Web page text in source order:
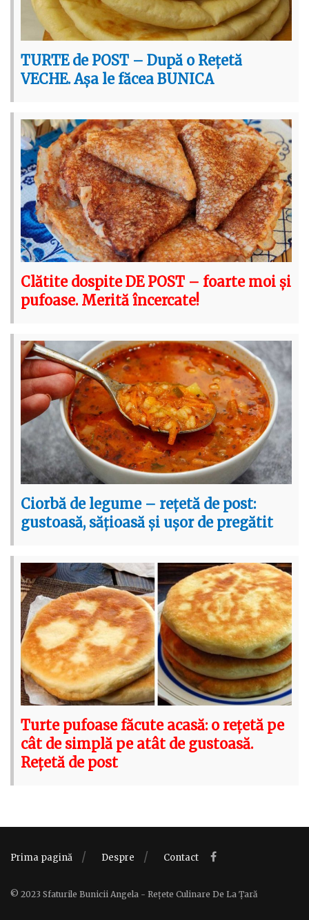
TURTE de POST – După o Rețetă
VECHE. Așa le făcea BUNICA
Clătite dospite DE POST – foarte moi și
pufoase. Merită încercate!
Ciorbă de legume – rețetă de post:
gustoasă, sățioasă și ușor de pregătit
Turte pufoase făcute acasă: o rețetă pe
cât de simplă pe atât de gustoasă.
Rețetă de post
Prima pagină Despre Contact
© 2023 Sfaturile Bunicii Angela - Rețete Culinare De La Țară